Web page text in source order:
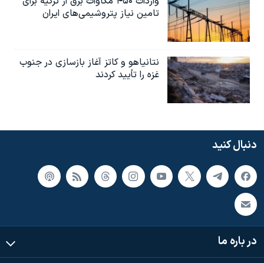
تامین نیاز پتروشیمی‌های ایران
نتانیاهو و کاتز آغاز بازسازی در جنوب
غزه را تأیید کردند
دنبال کنید
در باره ما